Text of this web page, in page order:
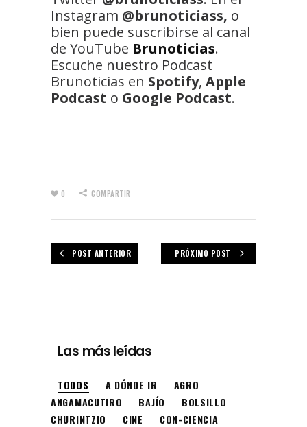
Instagram @brunoticiass, o
bien puede suscribirse al canal
de YouTube Brunoticias.
Escuche nuestro Podcast
Brunoticias en Spotify, Apple
Podcast o Google Podcast.
0 COMPARTIR
POST ANTERIOR PRÓXIMO POST
Las más leídas
TODOS A DÓNDE IR
AGRO
ANGAMACUTIRO
BAJÍO
BOLSILLO
CHURINTZIO
CINE
CON-CIENCIA